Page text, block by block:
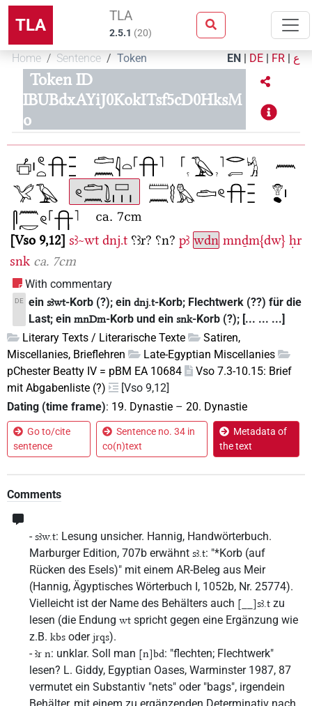
TLA TLA
2.5.1 (20)
Home Sentence Token EN | DE | FR | ع
Token ID
IBUBdxAYiJ0KokITsf5cD0HksM
o
Vso 9,12 sꜣ~wt dnj.t ⸮ꜣr? ⸮n? pꜣ wdn mnḏm{dw} ḥr
snk ca. 7cm
With commentary
DE einsꜣwt-Korb (?); eindnj.t-Korb; Flechtwerk (??) für die
Last; einmnDm-Korb und einsnk-Korb (?); [... ... ...]
Literary Texts / Literarische Texte
Satiren,
Miscellanies, Brieflehren
Late-Egyptian Miscellanies
pChester Beatty IV = pBM EA 10684
Vso 7.3-10.15: Brief
mit Abgabenliste (?)
[Vso 9,12]
Dating (time frame): 19. Dynastie – 20. Dynastie
Go to/cite
sentence
Sentence no. 34 in
co(n)text
Metadata of
the text
Comments
-sꜣw.t: Lesung unsicher. Hannig, Handwörterbuch.
Marburger Edition, 707b erwähnt sꜣ.t: "*Korb (auf
Rücken des Esels)" mit einem AR-Beleg aus Meir
(Hannig, Ägyptisches Wörterbuch I, 1052b, Nr. 25774).
Vielleicht ist der Name des Behälters auch [__]sꜣ.t zu
lesen (die Endung wt spricht gegen eine Ergänzung wie
z.B. kbs oderjrqs).
-ꜣr n: unklar. Soll man [n]bd: "flechten; Flechtwerk"
lesen? L. Giddy, Egyptian Oases, Warminster 1987, 87
vermutet ein Substantiv "nets" oder "bags", irgendein